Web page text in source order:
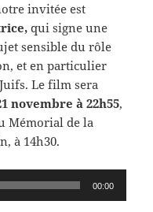
invitée est
qui signe une
sensible du rôle
et en particulier
Le film sera
novembre à 22h55,
Mémorial de la
à 14h30.
00:00